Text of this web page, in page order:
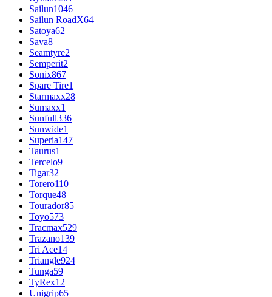
Sailun1046
Sailun RoadX64
Satoya62
Sava8
Seamtyre2
Semperit2
Sonix867
Spare Tire1
Starmaxx28
Sumaxx1
Sunfull336
Sunwide1
Superia147
Taurus1
Tercelo9
Tigar32
Torero110
Torque48
Tourador85
Toyo573
Tracmax529
Trazano139
Tri Ace14
Triangle924
Tunga59
TyRex12
Unigrip65